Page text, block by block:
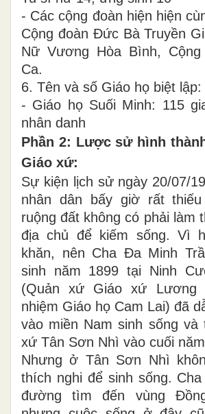
- Các cộng đoàn hiện hiện
Cộng đoàn Đức Bà Truyền
Nữ Vương Hòa Bình, Cộng
Ca.
6. Tên và số Giáo họ biệt lập:
- Giáo họ Suối Minh: 115
nhân danh
Phần 2: Lược sử hình
Giáo xứ:
Sự kiện lịch sử ngày 20/07/
nhân dân bấy giờ rất thiếu
ruộng đất không có phải làm
địa chủ để kiếm sống. Vì
khăn, nên Cha Đa Minh
sinh năm 1899 tại Ninh
(Quản xứ Giáo xứ Lương
nhiệm Giáo họ Cam Lai) đã
vào miền Nam sinh sống và
xứ Tân Sơn Nhì vào cuối
Nhưng ở Tân Sơn Nhì
thích nghi để sinh sống. Cha
đường tìm đến vùng